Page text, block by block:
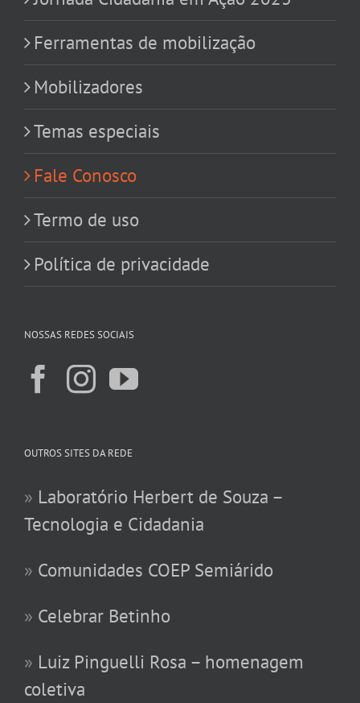
Ferramentas de mobilização
Mobilizadores
Temas especiais
Fale Conosco
Termo de uso
Política de privacidade
NOSSAS REDES SOCIAIS
OUTROS SITES DA REDE
» Laboratório Herbert de Souza –
Tecnologia e Cidadania
» Comunidades COEP Semiárido
» Celebrar Betinho
» Luiz Pinguelli Rosa – homenagem
coletiva